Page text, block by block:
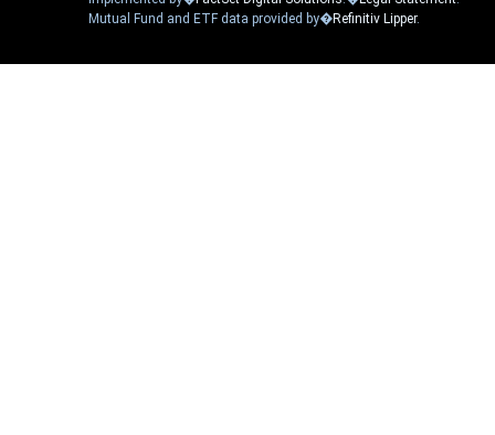
Mutual Fund and ETF data provided by�Refinitiv Lipper.